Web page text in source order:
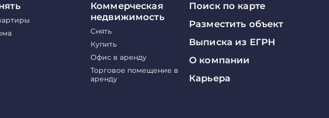
Коммерческая
недвижимость
Снять
Купить
Офис в аренду
Торговое помещение в
аренду
Поиск по карте
Разместить объект
Выписка из ЕГРН
О компании
Карьера